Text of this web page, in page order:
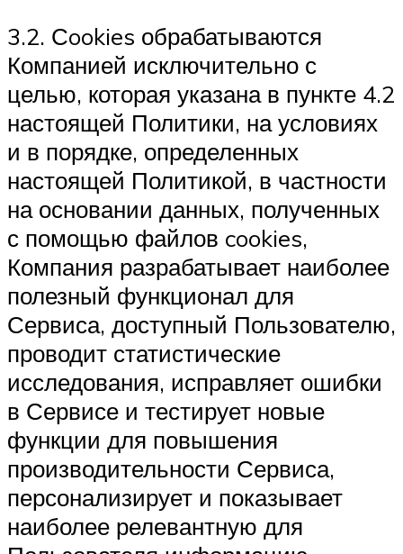
3.2. Сookies обрабатываются
Компанией исключительно с
целью, которая указана в пункте 4.2
настоящей Политики, на условиях
и в порядке, определенных
настоящей Политикой, в частности
на основании данных, полученных
с помощью файлов cookies,
Компания разрабатывает наиболее
полезный функционал для
Сервиса, доступный Пользователю,
проводит статистические
исследования, исправляет ошибки
в Сервисе и тестирует новые
функции для повышения
производительности Сервиса,
персонализирует и показывает
наиболее релевантную для